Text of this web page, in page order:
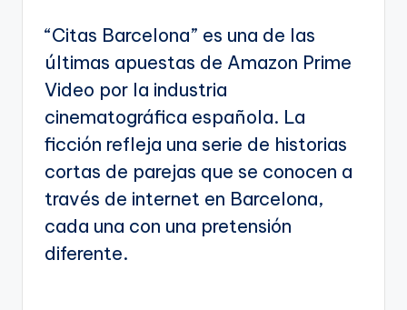
“Citas Barcelona” es una de las
últimas apuestas de Amazon Prime
Video por la industria
cinematográfica española. La
ficción refleja una serie de historias
cortas de parejas que se conocen a
través de internet en Barcelona,
cada una con una pretensión
diferente.